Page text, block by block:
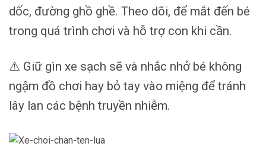
dốc, đường ghồ ghề. Theo dõi, để mắt đến bé
trong quá trình chơi và hỗ trợ con khi cần.
⚠️ Giữ gìn xe sạch sẽ và nhắc nhở bé không
ngậm đồ chơi hay bỏ tay vào miệng để tránh
lây lan các bệnh truyền nhiễm.